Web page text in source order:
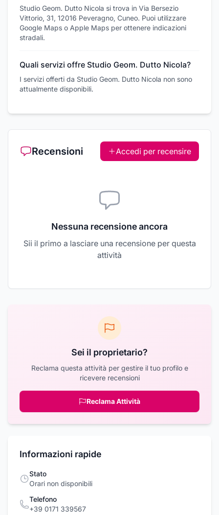
Studio Geom. Dutto Nicola si trova in Via Bersezio
Vittorio, 31, 12016 Peveragno, Cuneo. Puoi utilizzare
Google Maps o Apple Maps per ottenere indicazioni
stradali.
Quali servizi offre Studio Geom. Dutto Nicola?
I servizi offerti da Studio Geom. Dutto Nicola non sono
attualmente disponibili.
Recensioni Accedi per recensire
Nessuna recensione ancora
Sii il primo a lasciare una recensione per questa
attività
Sei il proprietario?
Reclama questa attività per gestire il tuo profilo e
ricevere recensioni
Reclama Attività
Informazioni rapide
Stato
Orari non disponibili
Telefono
+39 0171 339567